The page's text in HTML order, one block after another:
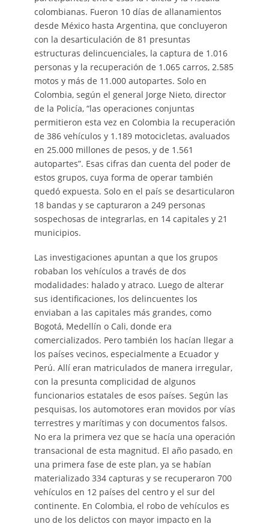
colombianas. Fueron 10 días de allanamientos
desde México hasta Argentina, que concluyeron
con la desarticulación de 81 presuntas
estructuras delincuenciales, la captura de 1.016
personas y la recuperación de 1.065 carros, 2.585
motos y más de 11.000 autopartes. Solo en
Colombia, según el general Jorge Nieto, director
de la Policía, “las operaciones conjuntas
permitieron esta vez en Colombia la recuperación
de 386 vehículos y 1.189 motocicletas, avaluados
en 25.000 millones de pesos, y de 1.561
autopartes”. Esas cifras dan cuenta del poder de
estos grupos, cuya forma de operar también
quedó expuesta. Solo en el país se desarticularon
18 bandas y se capturaron a 249 personas
sospechosas de integrarlas, en 14 capitales y 21
municipios.
Las investigaciones apuntan a que los grupos
robaban los vehículos a través de dos
modalidades: halado y atraco. Luego de alterar
sus identificaciones, los delincuentes los
enviaban a las capitales más grandes, como
Bogotá, Medellín o Cali, donde era
comercializados. Pero también los hacían llegar a
los países vecinos, especialmente a Ecuador y
Perú. Allí eran matriculados de manera irregular,
con la presunta complicidad de algunos
funcionarios estatales de esos países. Según las
pesquisas, los automotores eran movidos por vías
terrestres y marítimas y con documentos falsos.
No era la primera vez que se hacía una operación
transacional de esta magnitud. El año pasado, en
una primera fase de este plan, ya se habían
materializado 334 capturas y se recuperaron 700
vehículos en 12 países del centro y el sur del
continente. En Colombia, el robo de vehículos es
uno de los delictos con mayor impacto en la